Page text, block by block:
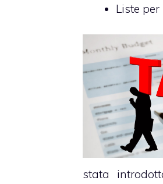
Liste
stata